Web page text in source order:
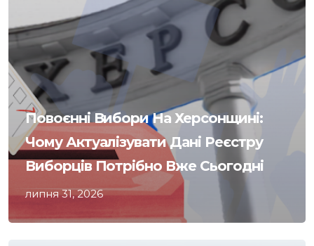
Повоєнні Вибори На Херсонщині:
Чому Актуалізувати Дані Реєстру
Виборців Потрібно Вже Сьогодні
липня 31, 2026